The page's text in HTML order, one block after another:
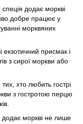
додає моркві
добре працює у
морквяних
екзотичний присмак і
з сирої моркви або
хто любить гострі
з гостротою перцю
додає моркві не лише